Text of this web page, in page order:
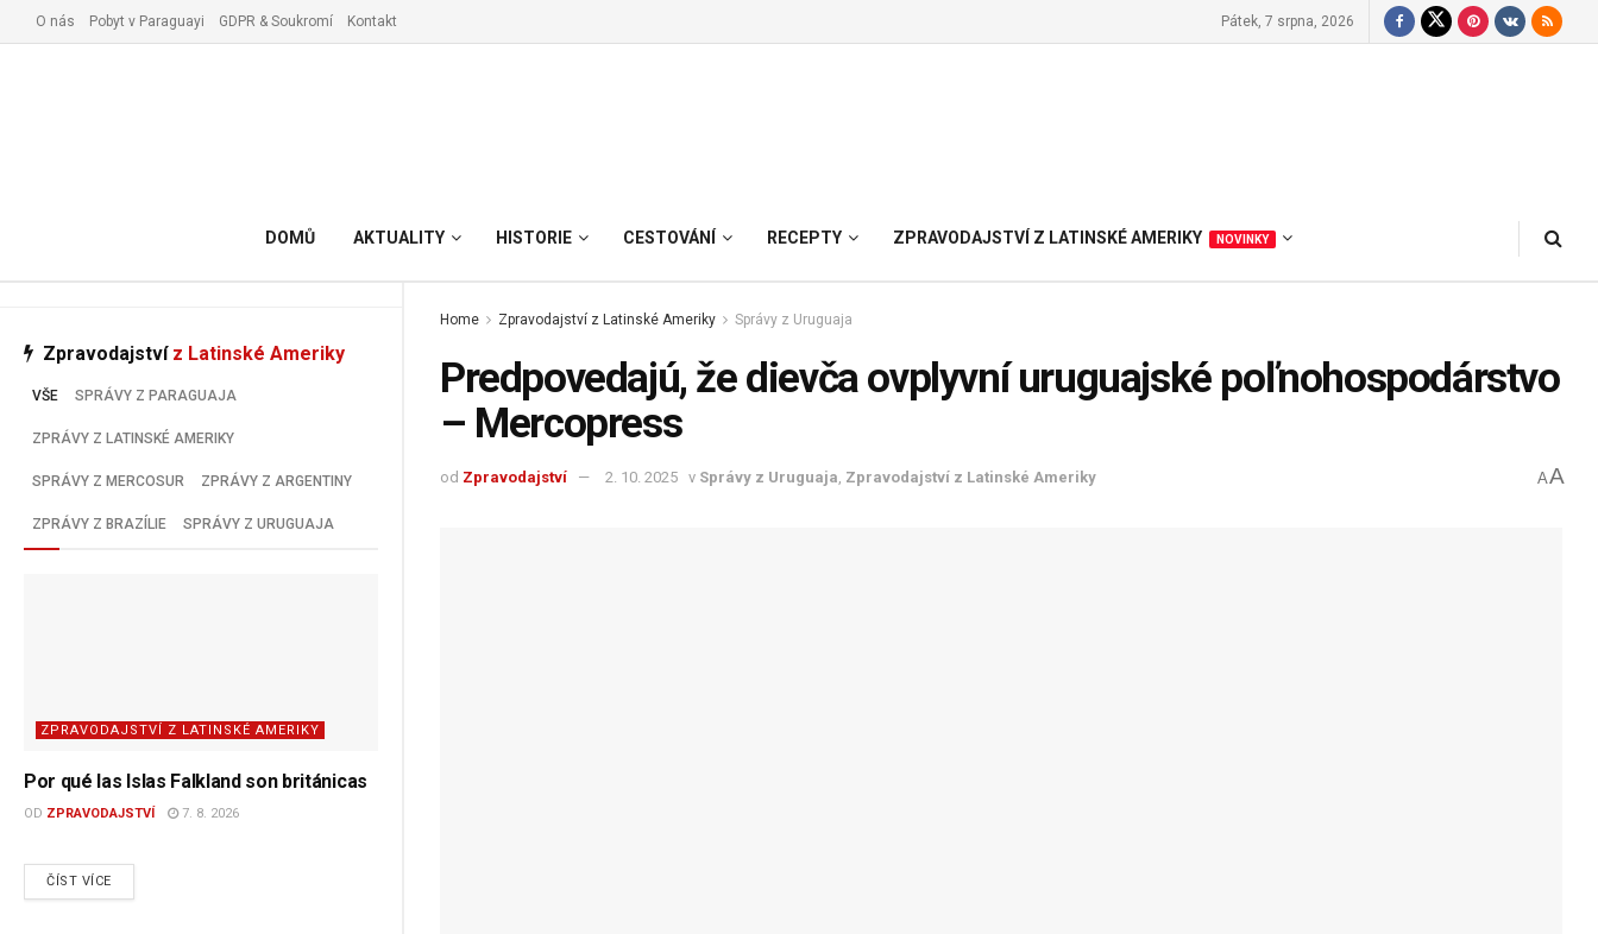
Vyřízení pobytu v Paraguay
Zpravodajství z Latinské Ameriky
VŠE SPRÁVY Z PARAGUAJA
ZPRÁVY Z LATINSKÉ AMERIKY
SPRÁVY Z MERCOSUR ZPRÁVY Z ARGENTINY
ZPRÁVY Z BRAZÍLIE SPRÁVY Z URUGUAJA
ZPRAVODAJSTVÍ Z LATINSKÉ AMERIKY
Por qué las Islas Falkland son británicas
OD ZPRAVODAJSTVÍ 7. 8. 2026
ČÍST VÍCEDETAILS
O nás Pobyt v Paraguayi GDPR & Soukromí Kontakt Pátek, 7 srpna, 2026
DOMŮ AKTUALITY HISTORIE CESTOVÁNÍ RECEPTY ZPRAVODAJSTVÍ Z LATINSKÉ AMERIKY NOVINKY
Home Zpravodajství z Latinské Ameriky Správy z Uruguaja
Predpovedajú, že dievča ovplyvní uruguajské poľnohospodárstvo
– Mercopress
od Zpravodajství 2. 10. 2025 v Správy z Uruguaja, Zpravodajství z Latinské Ameriky AA